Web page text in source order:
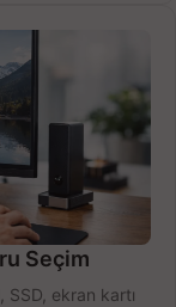
Seçim
ekran kartı